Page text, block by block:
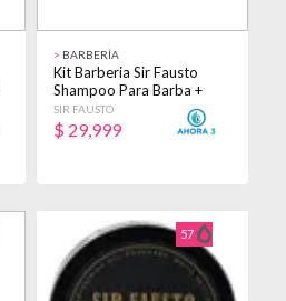
> BARBERÍA
Kit Barberia Sir Fausto
Shampoo Para Barba +
Pomada Fuerte
SIR FAUSTO
$ 29,999
57